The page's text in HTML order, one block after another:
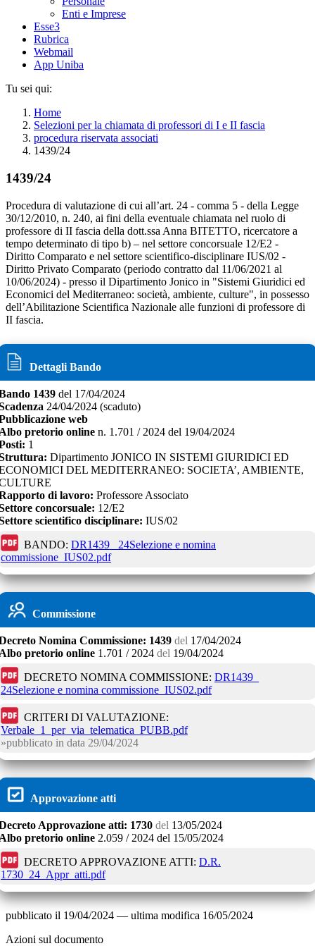
Enti e Imprese
Esse3
Rubrica
Webmail
App Uniba
Tu sei qui:
Home
Selezioni per la chiamata di professori di I e II fascia
procedura riservata associati
1439/24
1439/24
Procedura di valutazione di cui all’art. 24 - comma 5 - della Legge
30/12/2010, n. 240, ai fini della eventuale chiamata nel ruolo di
professore di II fascia della dott.ssa Anna BITETTO, ricercatore a
tempo determinato di tipo b) – nel settore concorsuale 12/E2 -
Diritto Comparato e nel settore scientifico-disciplinare IUS/02 -
Diritto Privato Comparato (periodo contratto dal 11/06/2021 al
10/06/2024) - presso il Dipartimento Jonico in "Sistemi Giuridici ed
Economici del Mediterraneo: società, ambiente, culture", in possesso
dell’Abilitazione Scientifica Nazionale alle funzioni di professore di
II fascia.
Dettagli Bando
1439 del 17/04/2024
24/04/2024 (scaduto)
web
pretorio online n. 1.701 / 2024 del 19/04/2024
1
Dipartimento JONICO IN SISTEMI GIURIDICI ED
DEL MEDITERRANEO: SOCIETA’, AMBIENTE,
di lavoro: Professore Associato
concorsuale: 12/E2
scientifico disciplinare: IUS/02
BANDO: DR1439_ 24Selezione e nomina
commissione_IUS02.pdf
Commissione
Nomina Commissione: 1439 del 17/04/2024
pretorio online 1.701 / 2024 del 19/04/2024
DECRETO NOMINA COMMISSIONE: DR1439_
24Selezione e nomina commissione_IUS02.pdf
CRITERI DI VALUTAZIONE:
Verbale_1_per_via_telematica_PUBB.pdf
pubblicato in data 29/04/2024
Approvazione atti
Approvazione atti: 1730 del 13/05/2024
pretorio online 2.059 / 2024 del 15/05/2024
DECRETO APPROVAZIONE ATTI: D.R.
1730_24_Appr_atti.pdf
pubblicato il 19/04/2024 — ultima modifica 16/05/2024
Azioni sul documento